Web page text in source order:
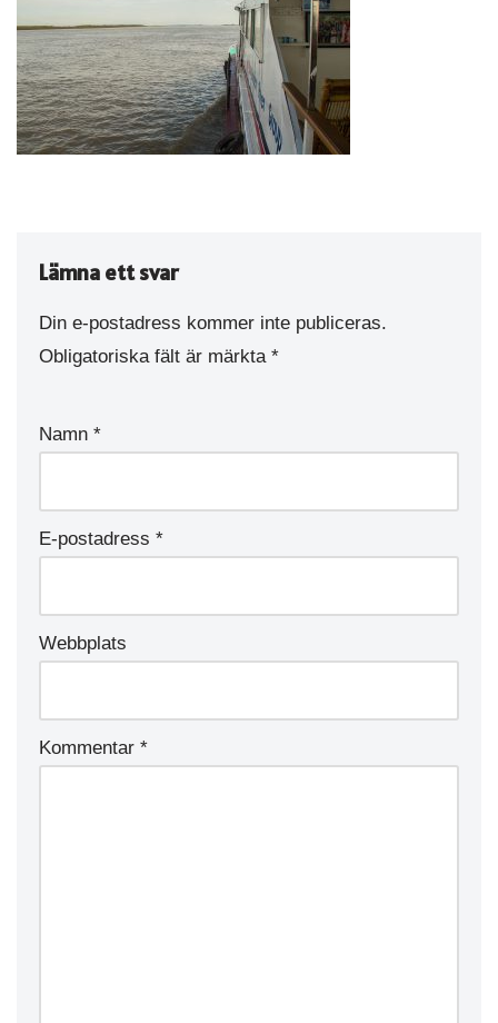
Lämna ett svar
Din e-postadress kommer inte publiceras.
Obligatoriska fält är märkta *
Namn *
E-postadress *
Webbplats
Kommentar *